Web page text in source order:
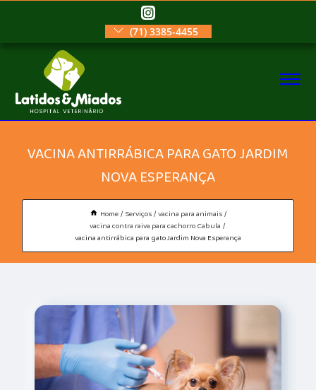
(71) 3385-4455
VACINA ANTIRRÁBICA PARA GATO JARDIM
NOVA ESPERANÇA
Home Serviços vacina para animais
vacina contra raiva para cachorro Cabula
vacina antirrábica para gato Jardim Nova Esperança